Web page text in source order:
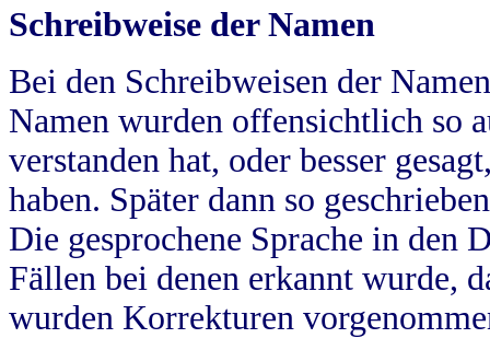
Schreibweise der Namen
Bei den Schreibweisen der
Namen wurden offensichtlich so
verstanden hat, oder besser
haben. Später dann so
Die gesprochene Sprache in
Fällen bei denen erkannt wurde,
wurden Korrekturen